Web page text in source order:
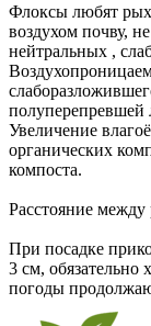
Флоксы любят
воздухом почву,
нейтральных ,
полуперепревшей
Увеличение
органических
компоста.
Расстояние
При посадке
3 см, обязательно
погоды